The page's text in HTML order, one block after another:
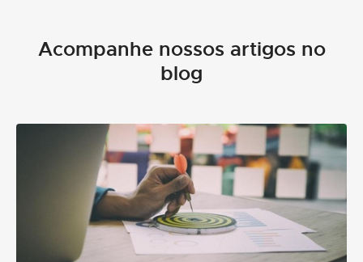
Acompanhe nossos artigos no
blog